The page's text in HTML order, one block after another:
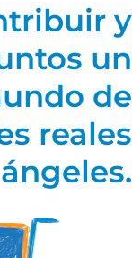
y
un
de
reales